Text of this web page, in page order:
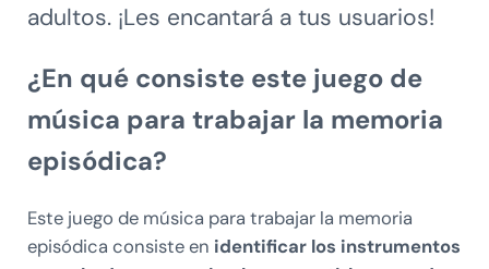
adultos. ¡Les encantará a tus usuarios!
¿En qué consiste este juego de
música para trabajar la memoria
episódica?
Este juego de música para trabajar la memoria
episódica consiste en identificar los instrumentos